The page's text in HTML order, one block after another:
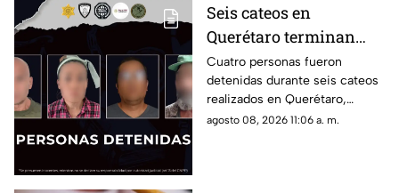
Seis cateos en
Querétaro terminan
con cuatro detenidos y
el aseguramiento de
presuntas dr0gas
Cuatro personas fueron
detenidas durante seis cateos
realizados en Querétaro,
donde también se localizaron
agosto 08, 2026 11:06 a. m.